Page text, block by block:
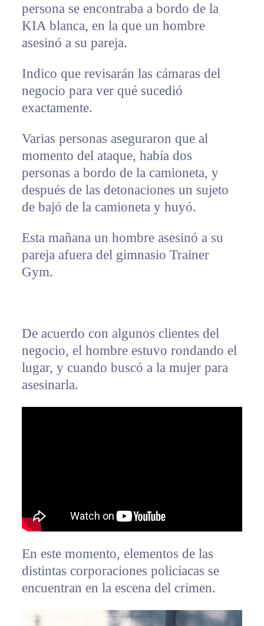
persona se encontraba a bordo de la
KIA blanca, en la que un hombre
asesinó a su pareja.
Indico que revisarán las cámaras del
negocio para ver qué sucedió
exactamente.
Varias personas aseguraron que al
momento del ataque, había dos
personas a bordo de la camioneta, y
después de las detonaciones un sujeto
de bajó de la camioneta y huyó.
Esta mañana un hombre asesinó a su
pareja afuera del gimnasio Trainer
Gym.
De acuerdo con algunos clientes del
negocio, el hombre estuvo rondando el
lugar, y cuando buscó a la mujer para
asesinarla.
En este momento, elementos de las
distintas corporaciones policíacas se
encuentran en la escena del crimen.